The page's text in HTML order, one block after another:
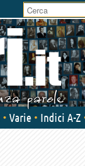
Varie Indici A-Z